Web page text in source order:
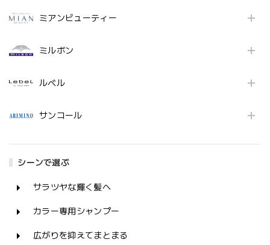
ミアンビューティー
ミルボン
ルベル
サンコール
シーンで選ぶ
サラツヤな輝く髪へ
カラー専用シャンプー
広がりを抑えてまとまる